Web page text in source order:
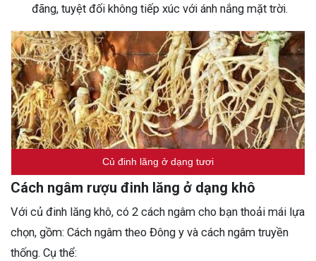
đãng, tuyệt đối không tiếp xúc với ánh nắng mặt trời.
Củ đinh lăng ở dạng tươi
Cách ngâm rượu đinh lăng ở dạng khô
Với củ đinh lăng khô, có 2 cách ngâm cho bạn thoải mái lựa
chọn, gồm: Cách ngâm theo Đông y và cách ngâm truyền
thống. Cụ thể: